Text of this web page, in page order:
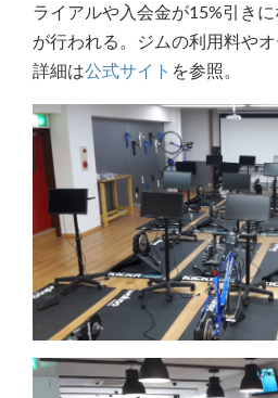
ライアルや入会金が15%引き
が行われる。ジムの利用料や
詳細は公式サイト を参照。